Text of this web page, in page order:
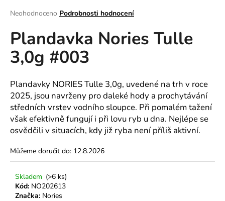
Průměrné
produktu
je
0,0
z
hvězdiček.
Neohodnoceno Podrobnosti hodnocení
Plandavka Nories Tulle
3,0g #003
Plandavky NORIES Tulle 3,0g, uvedené na trh v roce
2025, jsou navrženy pro daleké hody a prochytávání
středních vrstev vodního sloupce. Při pomalém tažení
však efektivně fungují i při lovu ryb u dna. Nejlépe se
osvědčili v situacích, kdy již ryba není příliš aktivní.
Můžeme doručit do: 12.8.2026
Skladem (>6 ks)
Kód: NO202613
Značka: Nories
a
t
?
HLEDAT
D
o
p
o